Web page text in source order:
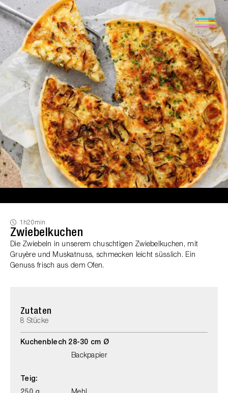
1h20min
Zwiebelkuchen
Die Zwiebeln in unserem chuschtigen Zwiebelkuchen, mit
Gruyère und Muskatnuss, schmecken leicht süsslich. Ein
Genuss frisch aus dem Ofen.
Zutaten
8 Stücke
Kuchenblech 28-30 cm Ø
Backpapier
Teig: